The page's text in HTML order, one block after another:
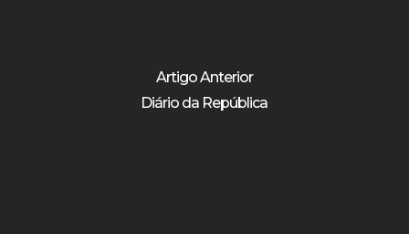
Artigo Anterior
Diário da República